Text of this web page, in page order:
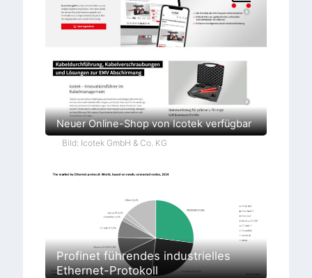
Neuer Online-Shop von Icotek verfügbar
Bild: Icotek GmbH & Co. KG
Profinet führendes industrielles
Ethernet-Protokoll